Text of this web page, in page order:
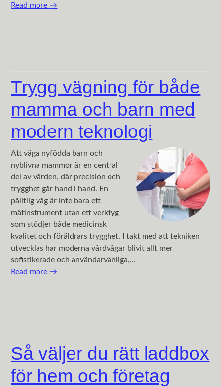
Read more →
Trygg vägning för både
mamma och barn med
modern teknologi
Att väga nyfödda barn och
nyblivna mammor är en central
del av vården, där precision och
trygghet går hand i hand. En
pålitlig våg är inte bara ett
mätinstrument utan ett verktyg
som stödjer både medicinsk
kvalitet och föräldrars trygghet. I takt med att tekniken
utvecklas har moderna vårdvågar blivit allt mer
sofistikerade och användarvänliga,…
Read more →
Så väljer du rätt laddbox
för hem och företag